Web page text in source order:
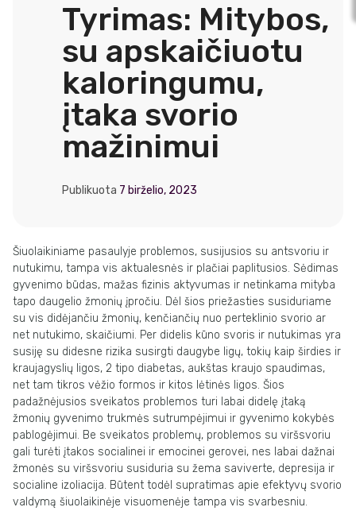
Tyrimas: Mitybos,
su apskaičiuotu
kaloringumu,
įtaka svorio
mažinimui
Publikuota 7 birželio, 2023
Šiuolaikiniame pasaulyje problemos, susijusios su antsvoriu ir
nutukimu, tampa vis aktualesnės ir plačiai paplitusios. Sėdimas
gyvenimo būdas, mažas fizinis aktyvumas ir netinkama mityba
tapo daugelio žmonių įpročiu. Dėl šios priežasties susiduriame
su vis didėjančiu žmonių, kenčiančių nuo perteklinio svorio ar
net nutukimo, skaičiumi. Per didelis kūno svoris ir nutukimas yra
susiję su didesne rizika susirgti daugybe ligų, tokių kaip širdies ir
kraujagyslių ligos, 2 tipo diabetas, aukštas kraujo spaudimas,
net tam tikros vėžio formos ir kitos lėtinės ligos. Šios
padažnėjusios sveikatos problemos turi labai didelę įtaką
žmonių gyvenimo trukmės sutrumpėjimui ir gyvenimo kokybės
pablogėjimui. Be sveikatos problemų, problemos su viršsvoriu
gali turėti įtakos socialinei ir emocinei gerovei, nes labai dažnai
žmonės su viršsvoriu susiduria su žema saviverte, depresija ir
socialine izoliacija. Būtent todėl supratimas apie efektyvų svorio
valdymą šiuolaikinėje visuomenėje tampa vis svarbesniu.